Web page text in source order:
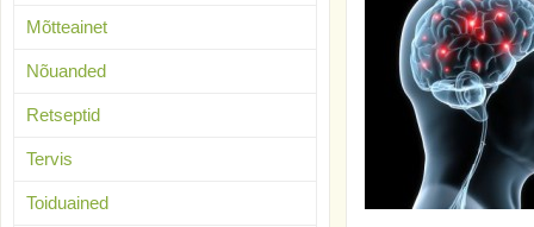
Mõtteainet
Nõuanded
Retseptid
Tervis
Toiduained